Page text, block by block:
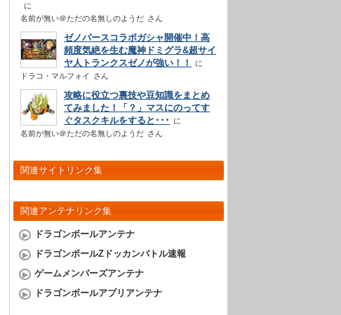
名前が無い＠ただの名無しのようだ さん
ゼノバースコラボガシャ開催中！高
頻度気絶を生む魔神ドミグラ&超サイ
ヤ人トランクスゼノが強い！！
ドラコ・マルフォイ さん
攻略に役立つ裏技や豆知識をまとめ
てみました！「？」マスにのってす
ぐタスクキルをすると･･･
名前が無い＠ただの名無しのようだ さん
関連サイトリンク集
関連アンテナリンク集
ドラゴンボールアンテナ
ドラゴンボールZドッカンバトル速報
ゲームメンバーズアンテナ
ドラゴンボールアプリアンテナ